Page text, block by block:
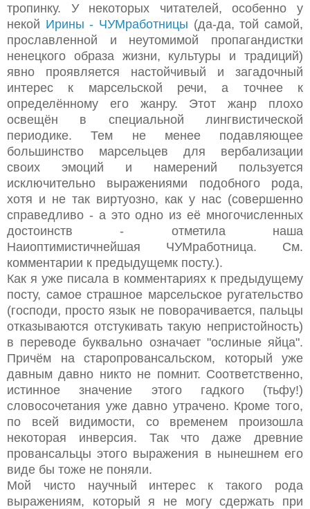
тропинку. У некоторых читателей, особенно у
некой Ирины - ЧУМработницы (да-да, той самой,
прославленной и неутомимой пропагандистки
ненецкого образа жизни, культуры и традиций)
явно проявляется настойчивый и загадочный
интерес к марсельской речи, а точнее к
определённому его жанру. Этот жанр плохо
освещён в специальной лингвистической
периодике. Тем не менее подавляющее
большинство марсельцев для вербализации
своих эмоций и намерений пользуется
исключительно выражениями подобного рода,
хотя и не так виртуозно, как у нас (совершенно
справедливо - а это одно из её многочисленных
достоинств - отметила наша
Наиоптимистичнейшая ЧУМработница. См.
комментарии к предыдущемк посту.).
Как я уже писала в комментариях к предыдущему
посту, самое страшное марсельское ругательство
(господи, просто язык не поворачивается, пальцы
отказываются отстукивать такую непристойность)
в переводе буквально означает "ослиные яйца".
Причём на старопровансальском, который уже
давным давно никто не помнит. Соответственно,
истинное значение этого гадкого (тьфу!)
словосочетания уже давно утрачено. Кроме того,
по всей видимости, со временем произошла
некоторая инверсия. Так что даже древние
провансальцы этого выражения в нынешнем его
виде бы тоже не поняли.
Мой чисто научный интерес к такого рода
выражениям, который я не могу сдержать при